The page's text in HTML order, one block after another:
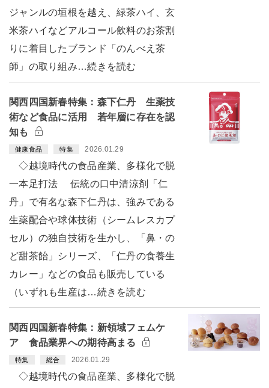
ジャンルの垣根を越え、緑茶ハイ、玄
米茶ハイなどアルコール飲料のお茶割
りに着目したブランド「のんべえ茶
師」の取り組み…続きを読む
関西四国新春特集：森下仁丹 生薬技
術など食品に活用 若年層に存在を認
知も
健康食品 特集 2026.01.29
◇越境時代の食品産業、多様化で脱
一本足打法 伝統の口中清涼剤「仁
丹」で有名な森下仁丹は、強みである
生薬配合や球体技術（シームレスカプ
セル）の独自技術を生かし、「鼻・の
ど甜茶飴」シリーズ、「仁丹の食養生
カレー」などの食品も販売している
（いずれも生産は…続きを読む
関西四国新春特集：新領域フェムケ
ア 食品業界への期待高まる
特集 総合 2026.01.29
◇越境時代の食品産業、多様化で脱